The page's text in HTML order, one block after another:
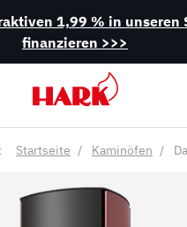
1,99 % in unseren
finanzieren >>>
Startseite Kaminöfen